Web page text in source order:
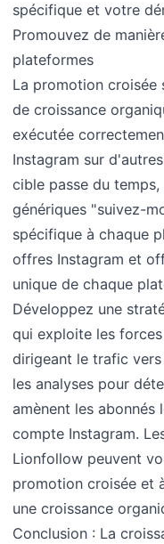
spécifique et votre
Promouvez de
plateformes
La promotion croisée
de croissance
exécutée
Instagram sur
cible passe du
génériques "suivez-
spécifique à chaque
offres Instagram et
unique de chaque
Développez une
qui exploite les
dirigeant le trafic
les analyses pour
amènent les
compte Instagram.
Lionfollow peuvent
promotion croisée et
une croissance
Conclusion : La